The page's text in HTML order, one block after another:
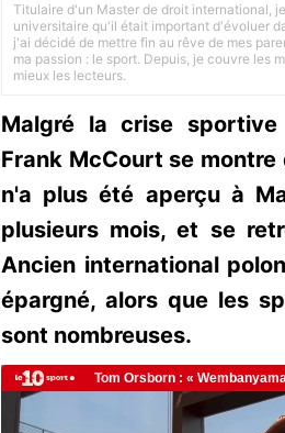
Titulaire d'un Master de droit international,
universitaire qu'il était important d'évoluer
j'ai décidé de mettre fin au rêve de mes
ma passion : le sport. Depuis, je couvre les
mieux les lecteurs.
Malgré la crise
Frank McCourt se
n'a plus été aperçu à
plusieurs mois, et se
Ancien international
épargné, alors que les
sont nombreuses.